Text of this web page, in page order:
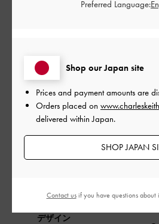
ご利用者様
かっこよすぎる
37/23.5cm | カラー: ブラッ
デザイン
Shop our Japan site
Prices and payment amounts are
Orders placed on
delivered within Japan.
SHOP JAPAN
Preferred Language:
Contact usif you have questions about